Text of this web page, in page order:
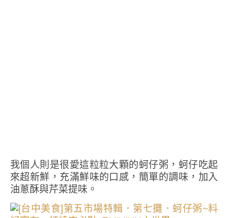
我個人則是很愛這粒粒大顆的蚵仔粥，蚵仔吃起
來超新鮮，充滿鮮味的口感，簡單的調味，加入
油蔥酥與芹菜提味。